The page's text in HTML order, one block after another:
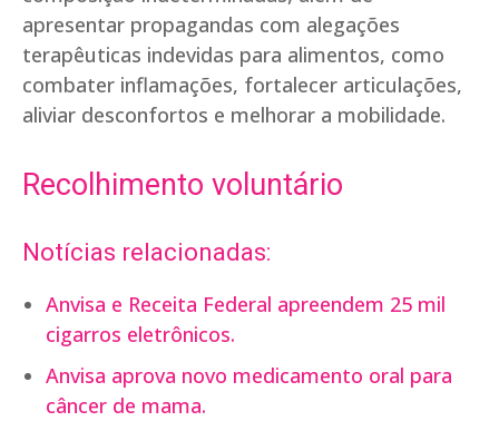
apresentar propagandas com alegações
terapêuticas indevidas para alimentos, como
combater inflamações, fortalecer articulações,
aliviar desconfortos e melhorar a mobilidade.
Recolhimento voluntário
Notícias relacionadas:
Anvisa e Receita Federal apreendem 25 mil
cigarros eletrônicos.
Anvisa aprova novo medicamento oral para
câncer de mama.